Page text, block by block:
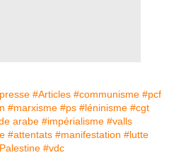
#Articles #communisme #pcf
#marxisme #ps #léninisme #cgt
arabe #impérialisme #valls
#attentats #manifestation #lutte
#vdc